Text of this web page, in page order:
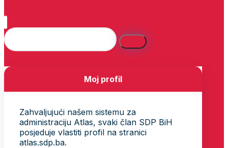
Moj profil
Zahvaljujući našem sistemu za
administraciju Atlas, svaki član SDP BiH
posjeduje vlastiti profil na stranici
atlas.sdp.ba.